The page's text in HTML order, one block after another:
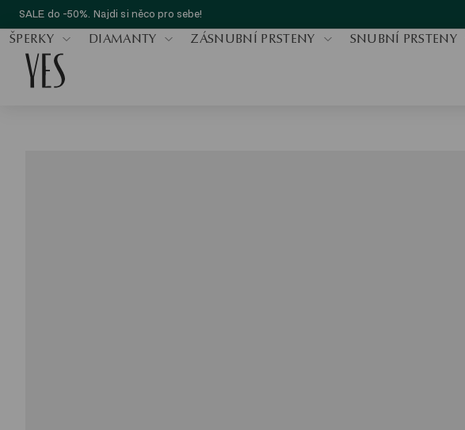
SALE do -50%. Najdi si něco pro sebe!
ŠPERKY DIAMANTY ZÁSNUBNÍ PRSTENY SNUBNÍ PRSTENY